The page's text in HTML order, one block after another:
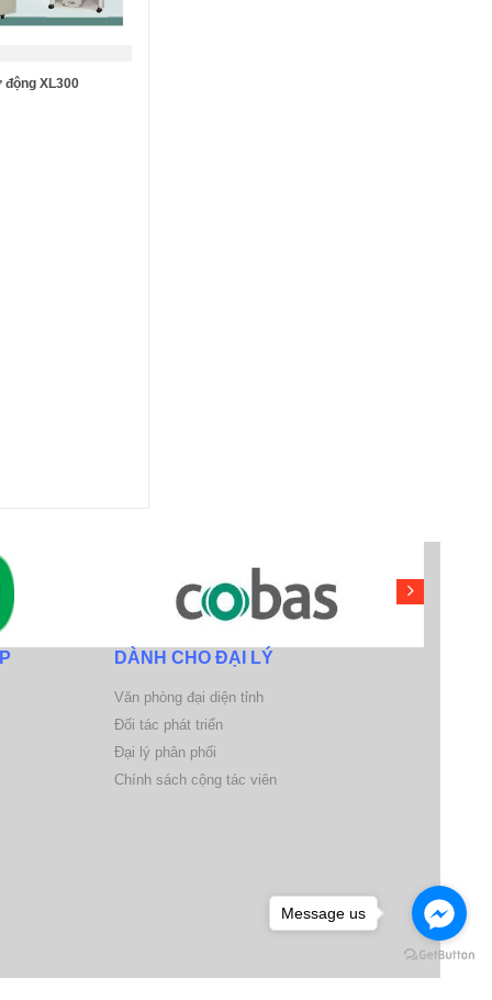
động XL300
DÀNH CHO ĐẠI LÝ
Văn phòng đại diện tỉnh
Đối tác phát triển
Đại lý phân phối
Chính sách cộng tác viên
Message us